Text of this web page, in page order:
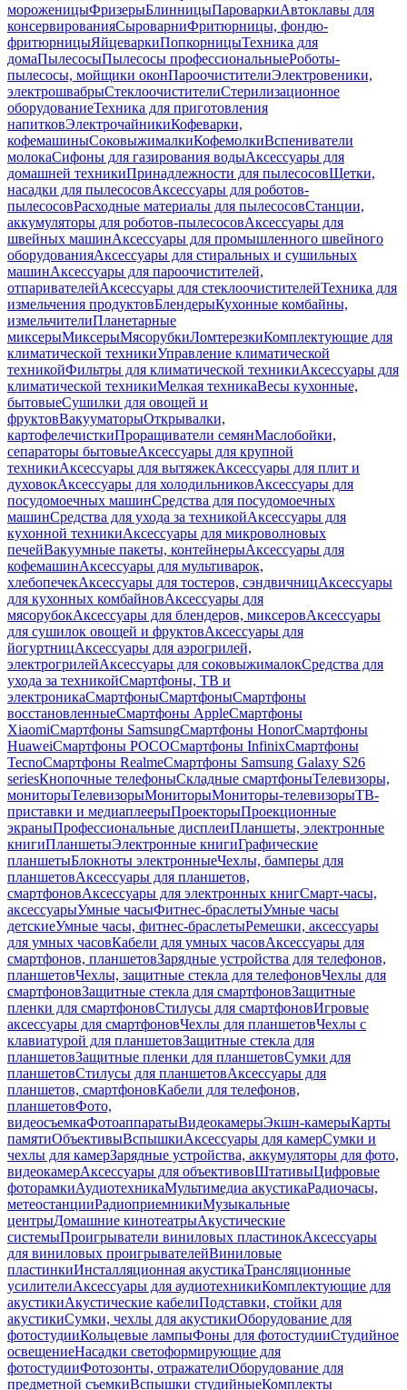
мороженицыФризерыБлинницыПароваркиАвтоклавы для
консервированияСыроварниФритюрницы, фондю-
фритюрницыЯйцеваркиПопкорницыТехника для
домаПылесосыПылесосы профессиональныеРоботы-
пылесосы, мойщики оконПароочистителиЭлектровеники,
электрошвабрыСтеклоочистителиСтерилизационное
оборудованиеТехника для приготовления
напитковЭлектрочайникиКофеварки,
кофемашиныСоковыжималкиКофемолкиВспениватели
молокаСифоны для газирования водыАксессуары для
домашней техникиПринадлежности для пылесосовЩетки,
насадки для пылесосовАксессуары для роботов-
пылесосовРасходные материалы для пылесосовСтанции,
аккумуляторы для роботов-пылесосовАксессуары для
швейных машинАксессуары для промышленного швейного
оборудованияАксессуары для стиральных и сушильных
машинАксессуары для пароочистителей,
отпаривателейАксессуары для стеклоочистителейТехника для
измельчения продуктовБлендерыКухонные комбайны,
измельчителиПланетарные
миксерыМиксерыМясорубкиЛомтерезкиКомплектующие для
климатической техникиУправление климатической
техникойФильтры для климатической техникиАксессуары для
климатической техникиМелкая техникаВесы кухонные,
бытовыеСушилки для овощей и
фруктовВакууматорыОткрывалки,
картофелечисткиПроращиватели семянМаслобойки,
сепараторы бытовыеАксессуары для крупной
техникиАксессуары для вытяжекАксессуары для плит и
духовокАксессуары для холодильниковАксессуары для
посудомоечных машинСредства для посудомоечных
машинСредства для ухода за техникойАксессуары для
кухонной техникиАксессуары для микроволновых
печейВакуумные пакеты, контейнерыАксессуары для
кофемашинАксессуары для мультиварок,
хлебопечекАксессуары для тостеров, сэндвичницАксессуары
для кухонных комбайновАксессуары для
мясорубокАксессуары для блендеров, миксеровАксессуары
для сушилок овощей и фруктовАксессуары для
йогуртницАксессуары для аэрогрилей,
электрогрилейАксессуары для соковыжималокСредства для
ухода за техникойСмартфоны, ТВ и
электроникаСмартфоныСмартфоныСмартфоны
восстановленныеСмартфоны AppleСмартфоны
XiaomiСмартфоны SamsungСмартфоны HonorСмартфоны
HuaweiСмартфоны POCOСмартфоны InfinixСмартфоны
TecnoСмартфоны RealmeСмартфоны Samsung Galaxy S26
seriesКнопочные телефоныСкладные смартфоныТелевизоры,
мониторыТелевизорыМониторыМониторы-телевизорыТВ-
приставки и медиаплеерыПроекторыПроекционные
экраныПрофессиональные дисплеиПланшеты, электронные
книгиПланшетыЭлектронные книгиГрафические
планшетыБлокноты электронныеЧехлы, бамперы для
планшетовАксессуары для планшетов,
смартфоновАксессуары для электронных книгСмарт-часы,
аксессуарыУмные часыФитнес-браслетыУмные часы
детскиеУмные часы, фитнес-браслетыРемешки, аксессуары
для умных часовКабели для умных часовАксессуары для
смартфонов, планшетовЗарядные устройства для телефонов,
планшетовЧехлы, защитные стекла для телефоновЧехлы для
смартфоновЗащитные стекла для смартфоновЗащитные
пленки для смартфоновСтилусы для смартфоновИгровые
аксессуары для смартфоновЧехлы для планшетовЧехлы с
клавиатурой для планшетовЗащитные стекла для
планшетовЗащитные пленки для планшетовСумки для
планшетовСтилусы для планшетовАксессуары для
планшетов, смартфоновКабели для телефонов,
планшетовФото,
видеосъемкаФотоаппаратыВидеокамерыЭкшн-камерыКарты
памятиОбъективыВспышкиАксессуары для камерСумки и
чехлы для камерЗарядные устройства, аккумуляторы для фото,
видеокамерАксессуары для объективовШтативыЦифровые
фоторамкиАудиотехникаМультимедиа акустикаРадиочасы,
метеостанцииРадиоприемникиМузыкальные
центрыДомашние кинотеатрыАкустические
системыПроигрыватели виниловых пластинокАксессуары
для виниловых проигрывателейВиниловые
пластинкиИнсталляционная акустикаТрансляционные
усилителиАксессуары для аудиотехникиКомплектующие для
акустикиАкустические кабелиПодставки, стойки для
акустикиСумки, чехлы для акустикиОборудование для
фотостудииКольцевые лампыФоны для фотостудииСтудийное
освещениеНасадки светоформирующие для
фотостудииФотозонты, отражателиОборудование для
предметной съемкиВспышки студийныеКомплекты